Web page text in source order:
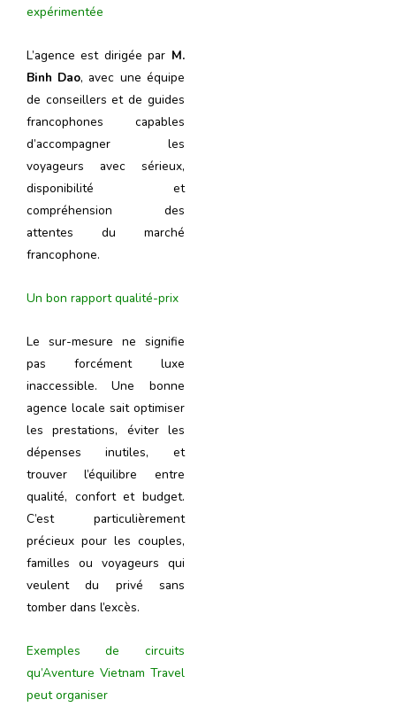
expérimentée
L’agence est dirigée par M.
Binh Dao, avec une équipe
de conseillers et de guides
francophones capables
d’accompagner les
voyageurs avec sérieux,
disponibilité et
compréhension des
attentes du marché
francophone.
Un bon rapport qualité-prix
Le sur-mesure ne signifie
pas forcément luxe
inaccessible. Une bonne
agence locale sait optimiser
les prestations, éviter les
dépenses inutiles, et
trouver l’équilibre entre
qualité, confort et budget.
C’est particulièrement
précieux pour les couples,
familles ou voyageurs qui
veulent du privé sans
tomber dans l’excès.
Exemples de circuits
qu’Aventure Vietnam Travel
peut organiser